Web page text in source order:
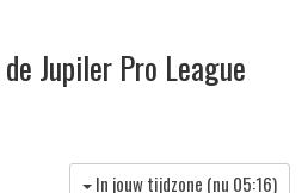
Jupiler Pro League
In jouw tijdzone (nu 05:16)